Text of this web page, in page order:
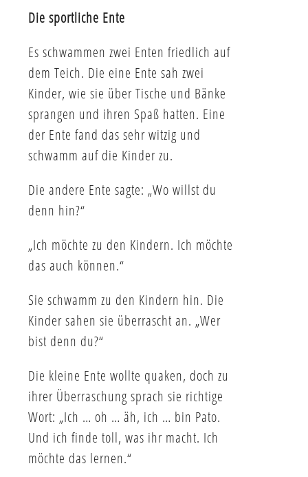
Die sportliche Ente
Es schwammen zwei Enten friedlich auf
dem Teich. Die eine Ente sah zwei
Kinder, wie sie über Tische und Bänke
sprangen und ihren Spaß hatten. Eine
der Ente fand das sehr witzig und
schwamm auf die Kinder zu.
Die andere Ente sagte: „Wo willst du
denn hin?“
„Ich möchte zu den Kindern. Ich möchte
das auch können.“
Sie schwamm zu den Kindern hin. Die
Kinder sahen sie überrascht an. „Wer
bist denn du?“
Die kleine Ente wollte quaken, doch zu
ihrer Überraschung sprach sie richtige
Wort: „Ich … oh … äh, ich … bin Pato.
Und ich finde toll, was ihr macht. Ich
möchte das lernen.“